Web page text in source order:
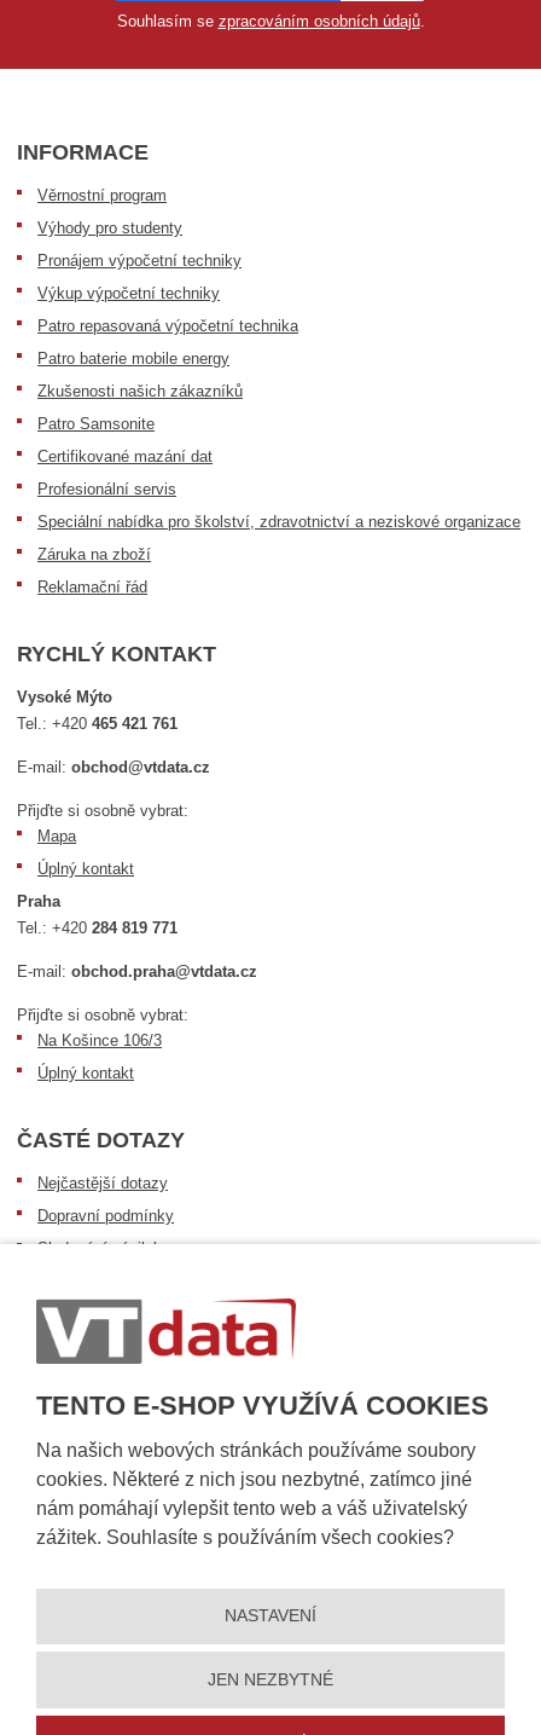
TENTO E-SHOP VYUŽÍVÁ COOKIES
Na našich webových stránkách používáme soubory
cookies. Některé z nich jsou nezbytné, zatímco jiné
nám pomáhají vylepšit tento web a váš uživatelský
zážitek. Souhlasíte s používáním všech cookies?
NASTAVENÍ
JEN NEZBYTNÉ
Souhlasím se zpracováním osobních údajů.
INFORMACE
Věrnostní program
Výhody pro studenty
Pronájem výpočetní techniky
Výkup výpočetní techniky
Patro repasovaná výpočetní technika
Patro baterie mobile energy
Zkušenosti našich zákazníků
Patro Samsonite
Certifikované mazání dat
Profesionální servis
Speciální nabídka pro školství, zdravotnictví a neziskové organizace
Záruka na zboží
Reklamační řád
RYCHLÝ KONTAKT
Vysoké Mýto
Tel.:+420465 421 761
E-mail:obchod@vtdata.cz
Přijďte si osobně vybrat:
Mapa
Úplný kontakt
Praha
Tel.:+420284 819 771
E-mail:obchod.praha@vtdata.cz
Přijďte si osobně vybrat:
Na Košince 106/3
Úplný kontakt
ČASTÉ DOTAZY
Nejčastější dotazy
Dopravní podmínky
Sledování zásilek
Informace k dostupnosti zboží
Obecné informace
Prohlášení o přístupnosti |Ochrana osobních údajů |Mapa stránek ||